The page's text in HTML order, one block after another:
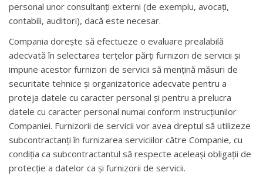
personal unor consultanți externi (de exemplu, avocați,
contabili, auditori), dacă este necesar.
Compania dorește să efectueze o evaluare prealabilă
adecvată în selectarea terțelor părți furnizori de servicii și
impune acestor furnizori de servicii să mențină măsuri de
securitate tehnice și organizatorice adecvate pentru a
proteja datele cu caracter personal și pentru a prelucra
datele cu caracter personal numai conform instrucțiunilor
Companiei. Furnizorii de servicii vor avea dreptul să utilizeze
subcontractanți în furnizarea serviciilor către Companie, cu
condiția ca subcontractantul să respecte aceleași obligații de
protecție a datelor ca și furnizorii de servicii.